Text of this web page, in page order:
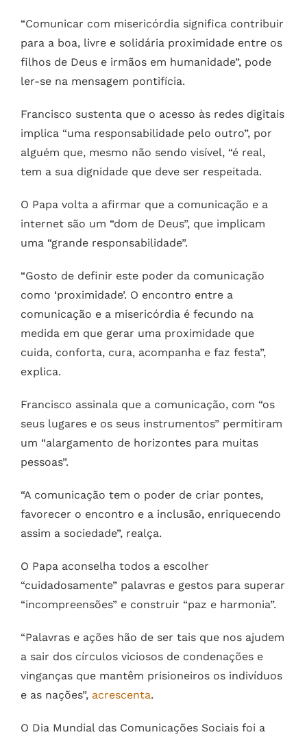
“Comunicar com misericórdia significa contribuir
para a boa, livre e solidária proximidade entre os
filhos de Deus e irmãos em humanidade”, pode
ler-se na mensagem pontifícia.
Francisco sustenta que o acesso às redes digitais
implica “uma responsabilidade pelo outro”, por
alguém que, mesmo não sendo visível, “é real,
tem a sua dignidade que deve ser respeitada.
O Papa volta a afirmar que a comunicação e a
internet são um “dom de Deus”, que implicam
uma “grande responsabilidade”.
“Gosto de definir este poder da comunicação
como ‘proximidade’. O encontro entre a
comunicação e a misericórdia é fecundo na
medida em que gerar uma proximidade que
cuida, conforta, cura, acompanha e faz festa”,
explica.
Francisco assinala que a comunicação, com “os
seus lugares e os seus instrumentos” permitiram
um “alargamento de horizontes para muitas
pessoas”.
“A comunicação tem o poder de criar pontes,
favorecer o encontro e a inclusão, enriquecendo
assim a sociedade”, realça.
O Papa aconselha todos a escolher
“cuidadosamente” palavras e gestos para superar
“incompreensões” e construir “paz e harmonia”.
“Palavras e ações hão de ser tais que nos ajudem
a sair dos círculos viciosos de condenações e
vinganças que mantêm prisioneiros os indivíduos
e as nações”, acrescenta.
O Dia Mundial das Comunicações Sociais foi a